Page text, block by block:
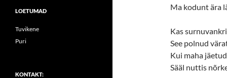
Ma kodunt ära
Kas
See polnud
Kui maha
Sääl nuttis
LOETUMAD
Tuvikene
Puri
KONTAKT: